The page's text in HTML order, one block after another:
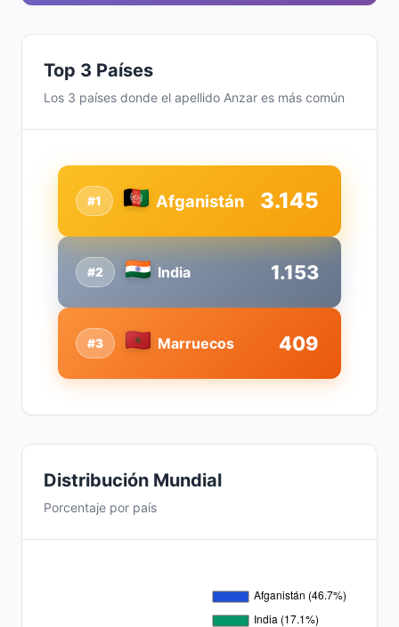
Top 3 Países
Los 3 países donde el apellido Anzar es más común
#2 India 1.153
#1 Afganistán 3.145
#3 Marruecos 409
Distribución Mundial
Porcentaje por país